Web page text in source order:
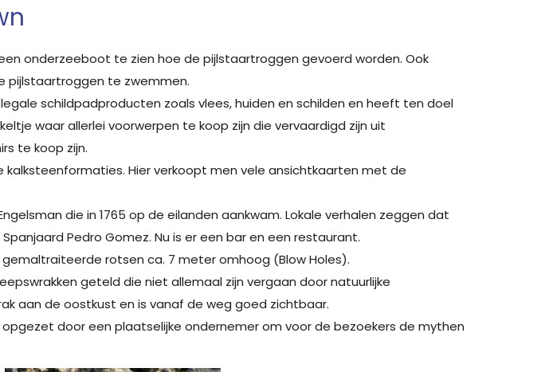
onderzeeboot te zien hoe de pijlstaartroggen gevoerd worden. Ook
pijlstaartroggen te zwemmen.
schildpadproducten zoals vlees, huiden en schilden en heeft ten doel
waar allerlei voorwerpen te koop zijn die vervaardigd zijn uit
te koop zijn.
kalksteenformaties. Hier verkoopt men vele ansichtkaarten met de
die in 1765 op de eilanden aankwam. Lokale verhalen zeggen dat
Pedro Gomez. Nu is er een bar en een restaurant.
rotsen ca. 7 meter omhoog (Blow Holes).
geteld die niet allemaal zijn vergaan door natuurlijke
aan de oostkust en is vanaf de weg goed zichtbaar.
door een plaatselijke ondernemer om voor de bezoekers de mythen